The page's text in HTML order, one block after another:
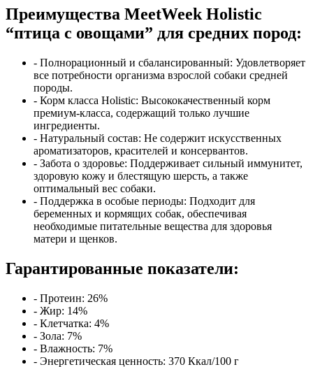
Преимущества MeetWeek Holistic
“птица с овощами” для средних пород:
- Полнорационный и сбалансированный: Удовлетворяет
все потребности организма взрослой собаки средней
породы.
- Корм класса Holistic: Высококачественный корм
премиум-класса, содержащий только лучшие
ингредиенты.
- Натуральный состав: Не содержит искусственных
ароматизаторов, красителей и консервантов.
- Забота о здоровье: Поддерживает сильный иммунитет,
здоровую кожу и блестящую шерсть, а также
оптимальный вес собаки.
- Поддержка в особые периоды: Подходит для
беременных и кормящих собак, обеспечивая
необходимые питательные вещества для здоровья
матери и щенков.
Гарантированные показатели:
- Протеин: 26%
- Жир: 14%
- Клетчатка: 4%
- Зола: 7%
- Влажность: 7%
- Энергетическая ценность: 370 Ккал/100 г